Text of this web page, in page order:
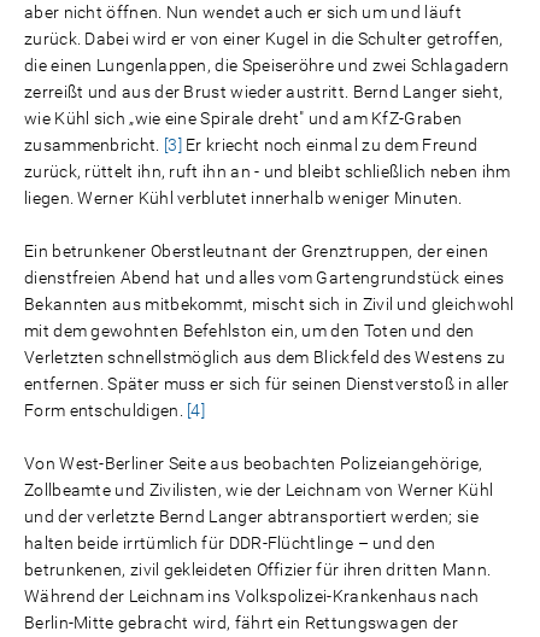
aber nicht öffnen. Nun wendet auch er sich um und läuft
zurück. Dabei wird er von einer Kugel in die Schulter getroffen,
die einen Lungenlappen, die Speiseröhre und zwei Schlagadern
zerreißt und aus der Brust wieder austritt. Bernd Langer sieht,
wie Kühl sich „wie eine Spirale dreht" und am KfZ-Graben
zusammenbricht.
[3] Er kriecht noch einmal zu dem Freund
zurück, rüttelt ihn, ruft ihn an - und bleibt schließlich neben ihm
liegen. Werner Kühl verblutet innerhalb weniger Minuten.
Ein betrunkener Oberstleutnant der Grenztruppen, der einen
dienstfreien Abend hat und alles vom Gartengrundstück eines
Bekannten aus mitbekommt, mischt sich in Zivil und gleichwohl
mit dem gewohnten Befehlston ein, um den Toten und den
Verletzten schnellstmöglich aus dem Blickfeld des Westens zu
entfernen. Später muss er sich für seinen Dienstverstoß in aller
Form entschuldigen.
[4]
Von West-Berliner Seite aus beobachten Polizeiangehörige,
Zollbeamte und Zivilisten, wie der Leichnam von Werner Kühl
und der verletzte Bernd Langer abtransportiert werden; sie
halten beide irrtümlich für DDR-Flüchtlinge – und den
betrunkenen, zivil gekleideten Offizier für ihren dritten Mann.
Während der Leichnam ins Volkspolizei-Krankenhaus nach
Berlin-Mitte gebracht wird, fährt ein Rettungswagen der